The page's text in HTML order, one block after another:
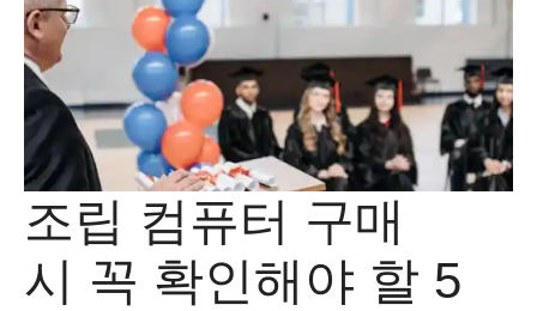
조립 컴퓨터 구매
시 꼭 확인해야 할 5